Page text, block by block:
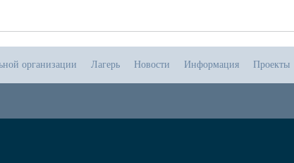
организации Лагерь Новости Информация Проекты